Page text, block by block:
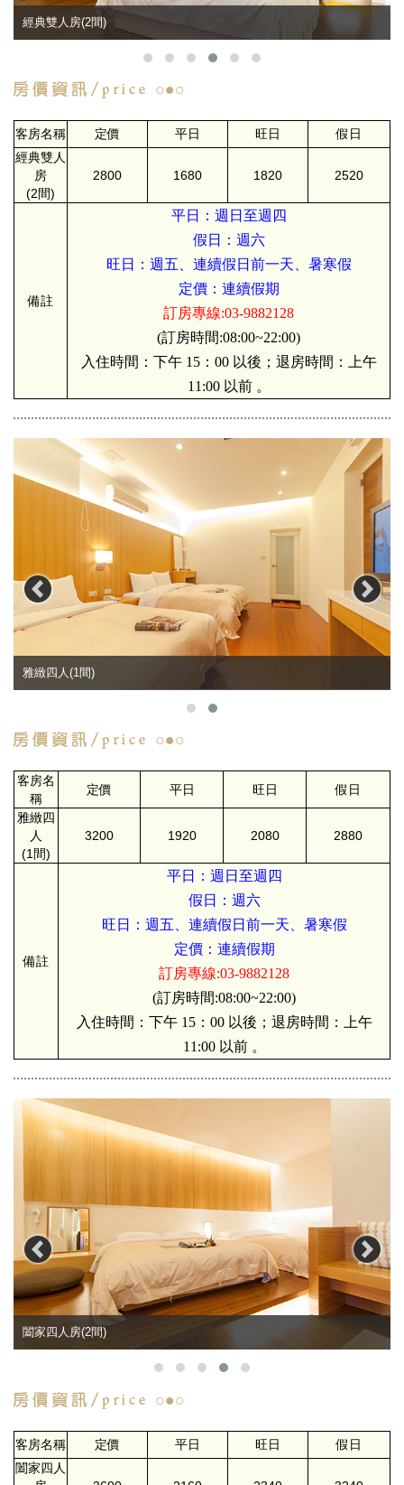
經典雙人房(2間)
客房名稱 定價 平日 旺日
假日
經典雙人
房
(2間)
2800 1680 1820 2520
備註
平日：週日至週四
假日：週六
旺日：週五、連續假日前一天、暑寒假
定價：連續假期
訂房專線:03-9882128
(訂房時間:08:00~22:00)
入住時間：下午 15：00 以後；退房時間：上午
11:00 以前 。
雅緻四人(1間)
客房名
稱
定價 平日 旺日
假日
雅緻四
人
(1間)
3200 1920 2080 2880
備註
平日：週日至週四
假日：週六
旺日：週五、連續假日前一天、暑寒假
定價：連續假期
訂房專線:03-9882128
(訂房時間:08:00~22:00)
入住時間：下午 15：00 以後；退房時間：上午
11:00 以前 。
闔家四人房(2間)
客房名稱 定價 平日 旺日
假日
闔家四人